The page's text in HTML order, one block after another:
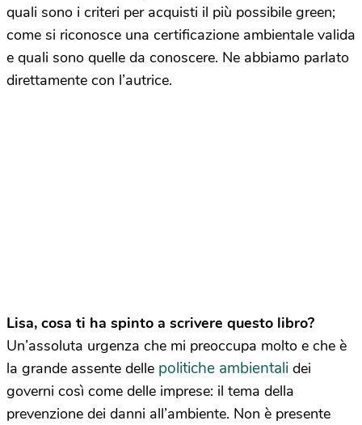
quali sono i criteri per acquisti il più possibile green;
come si riconosce una certificazione ambientale valida
e quali sono quelle da conoscere. Ne abbiamo parlato
direttamente con l’autrice.
Lisa, cosa ti ha spinto a scrivere questo libro?
Un’assoluta urgenza che mi preoccupa molto e che è
la grande assente delle politiche ambientali dei
governi così come delle imprese: il tema della
prevenzione dei danni all’ambiente. Non è presente